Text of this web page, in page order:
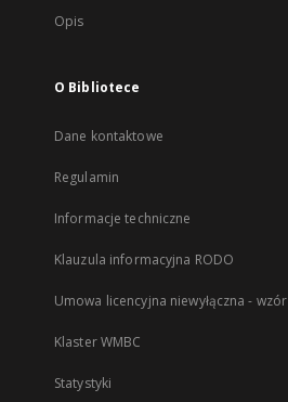
Opis
O Bibliotece
Dane kontaktowe
Regulamin
Informacje techniczne
Klauzula informacyjna RODO
Umowa licencyjna niewyłączna - wzór
Klaster WMBC
Statystyki